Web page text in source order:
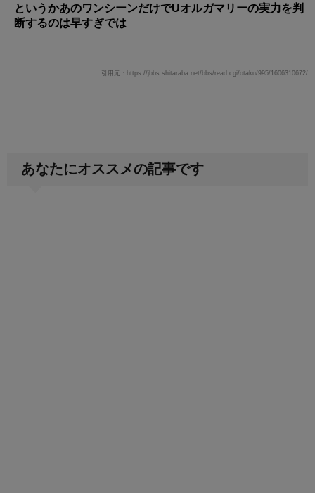
というかあのワンシーンだけでUオルガマリーの実力を判
断するのは早すぎでは
引用元：https://jbbs.shitaraba.net/bbs/read.cgi/otaku/995/1606310672/
あなたにオススメの記事です